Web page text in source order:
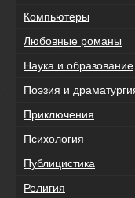
Компьютеры
Любовные романы
Наука и образование
Поэзия и
Приключения
Психология
Публицистика
Религия